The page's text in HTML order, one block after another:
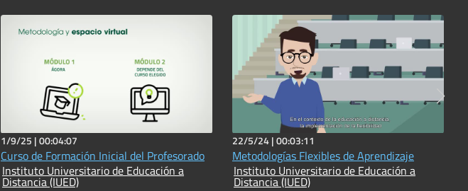
1/9/25 |00:04:07
Curso de Formación Inicial del Profesorado
Instituto Universitario de Educación a
Distancia (IUED)
22/5/24 |00:03:11
Metodologías Flexibles de Aprendizaje
Instituto Universitario de Educación a
Distancia (IUED)